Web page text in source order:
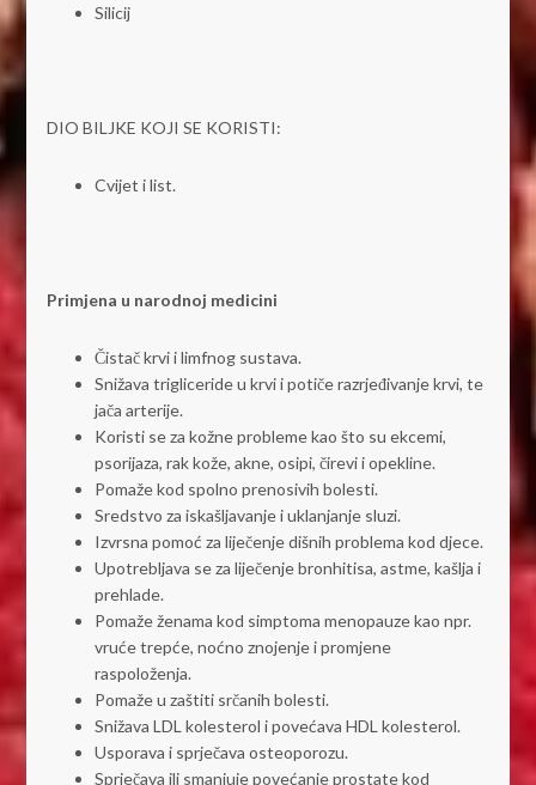
Silicij
DIO BILJKE KOJI SE KORISTI:
Cvijet i list.
Primjena u narodnoj medicini
Čistač krvi i limfnog sustava.
Snižava trigliceride u krvi i potiče razrjeđivanje krvi, te
jača arterije.
Koristi se za kožne probleme kao što su ekcemi,
psorijaza, rak kože, akne, osipi, čirevi i opekline.
Pomaže kod spolno prenosivih bolesti.
Sredstvo za iskašljavanje i uklanjanje sluzi.
Izvrsna pomoć za liječenje dišnih problema kod djece.
Upotrebljava se za liječenje bronhitisa, astme, kašlja i
prehlade.
Pomaže ženama kod simptoma menopauze kao npr.
vruće trepće, noćno znojenje i promjene
raspoloženja.
Pomaže u zaštiti srčanih bolesti.
Snižava LDL kolesterol i povećava HDL kolesterol.
Usporava i sprječava osteoporozu.
Sprječava ili smanjuje povećanje prostate kod